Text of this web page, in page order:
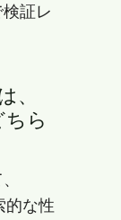
証レ
、
ら
的な性